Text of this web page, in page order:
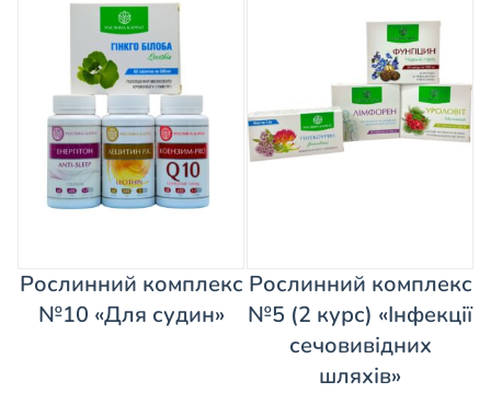
Рослинний комплекс
№10 «Для судин»
Рослинний комплекс
№5 (2 курс) «Інфекції
сечовивідних
шляхів»